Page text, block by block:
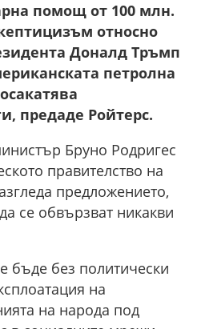
помощ от 100 млн.
относно
Доналд Тръмп
петролна
предаде Ройтерс.
Бруно Родригес
правителство на
предложението,
се обвързват никакви
бъде без политически
на
на народа под